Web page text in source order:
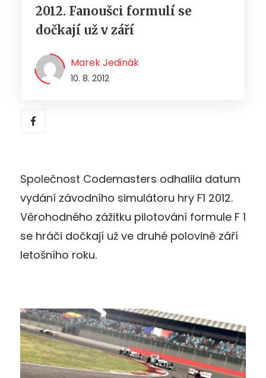
2012. Fanoušci formulí se
dočkají už v září
Marek Jedinák
10. 8. 2012
Společnost Codemasters odhalila datum
vydání závodního simulátoru hry F1 2012.
Věrohodného zážitku pilotování formule F 1
se hráči dočkají už ve druhé polovině září
letošního roku.